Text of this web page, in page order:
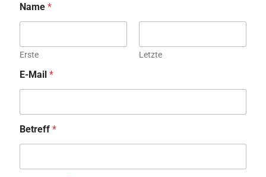
Name*
Erste Letzte
E-Mail*
Betreff*